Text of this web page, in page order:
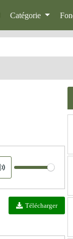
Catégorie
Mute
Volume
Télécharger